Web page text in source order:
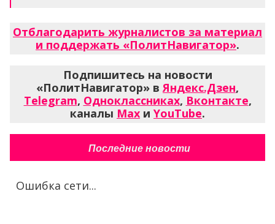
Отблагодарить журналистов за материал
и поддержать «ПолитНавигатор».
Подпишитесь на новости
«ПолитНавигатор» вЯндекс.Дзен,
Telegram, Одноклассниках, Вконтакте,
каналы Max и YouTube.
Последние новости
Ошибка сети...